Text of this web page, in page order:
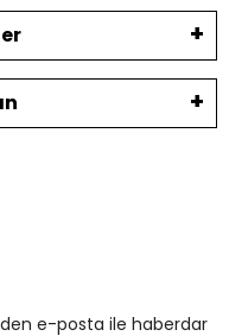
e-posta ile haberdar